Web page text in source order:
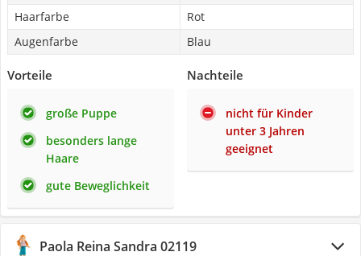
Haarfarbe
Rot
Augenfarbe
Blau
Vorteile
große Puppe
besonders lange
Haare
gute Beweglichkeit
Nachteile
nicht für Kinder
unter 3 Jahren
geeignet
Paola Reina Sandra 02119